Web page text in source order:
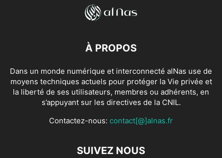
À PROPOS
Dans un monde numérique et interconnecté alNas use de
moyens techniques actuels pour protéger la Vie privée et
la liberté de ses utilisateurs, membres ou adhérents, en
s’appuyant sur les directives de la CNIL.
Contactez-nous: contact[@]alnas.fr
SUIVEZ NOUS